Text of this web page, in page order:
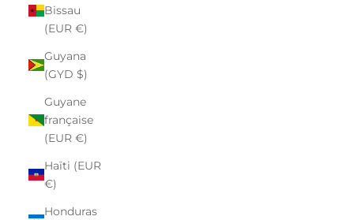
Bissau
(EUR €)
Guyana
(GYD $)
Guyane
française
(EUR €)
Haïti (EUR
€)
Honduras